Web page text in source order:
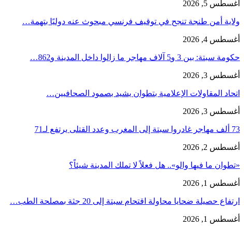
أغسطس 5, 2026
ولاية أمن طنجة تنجح في توقيف فرنسي مبحوث عنه دوليًا بتهمة…
أغسطس 4, 2026
حكومة سبتة: بين 3 و5 آلاف مهاجر ما زالوا داخل المدينة و862…
أغسطس 3, 2026
اتحاد المقاولات الإعلامية بتطوان يشيد بصمود الصحافيين…
أغسطس 3, 2026
73 ألف مهاجر غادروا سبتة إلى المغرب وعدد القتلى يرتفع لـ71
أغسطس 2, 2026
«تطوان ما فيها والو».. هل فعلاً لا تملك المدينة شيئاً؟
أغسطس 1, 2026
ارتفاع حصيلة ضحايا محاولة اقتحام سبتة إلى 20 جثة بمصلحة الطب…
أغسطس 1, 2026